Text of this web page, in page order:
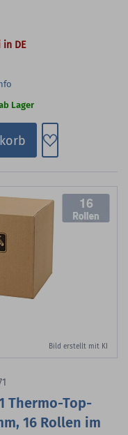
DE
Lager
Zum
Bild erstellt mit KI
16
Thermo-Top-
16 Rollen im